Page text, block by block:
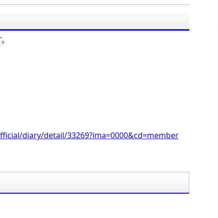
diary/detail/33269?ima=0000&cd=member